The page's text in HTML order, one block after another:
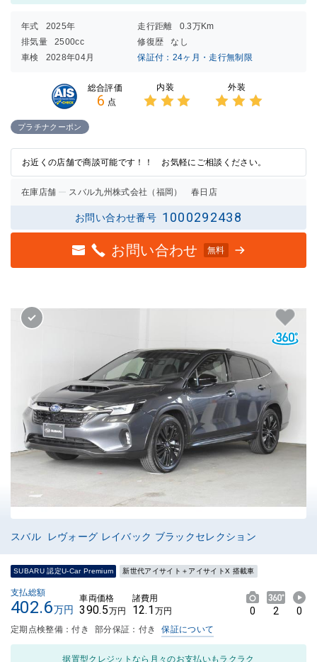
年式 2025年 走行距離
0.3万Km
排気量
2500cc 修復歴
なし
車検
2028年04月 保証付：24ヶ月・走行無制限
総合評価
6 点
内装 外装
プラチナクーポン
お近くの店舗で商談可能です！！ お気軽にご相談ください。
在庫店舗 スバル九州株式会社（福岡） 春日店
お問い合わせ番号 1000292438
お問い合わせ 無料
スバル レヴォーグ レイバック ブラックセレクション
SUBARU 認定U-Car Premium 新世代アイサイト＋アイサイトX 搭載車
支払総額
402.6万円
車両価格
390.5万円
諸費用
12.1 万円 0 2 0
定期点検整備：付き 部分保証：付き 保証について
据置型クレジットなら月々のお支払いもラクラク